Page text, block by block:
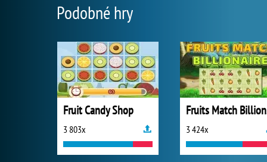
Podobné hry
Fruit Candy Shop
3 803x 3 424x